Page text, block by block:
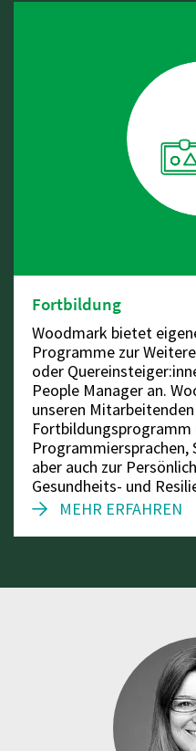
Fortbildung
Woodmark bietet
Programme zur
oder
People Manager an.
unseren
Fortbildungsprogramm
aber auch zur
Gesundheits- und
MEHR ERFAHREN